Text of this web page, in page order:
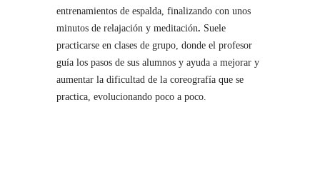
entrenamientos de espalda, finalizando con unos
minutos de relajación y meditación. Suele
practicarse en clases de grupo, donde el profesor
guía los pasos de sus alumnos y ayuda a mejorar y
aumentar la dificultad de la coreografía que se
practica, evolucionando poco a poco.